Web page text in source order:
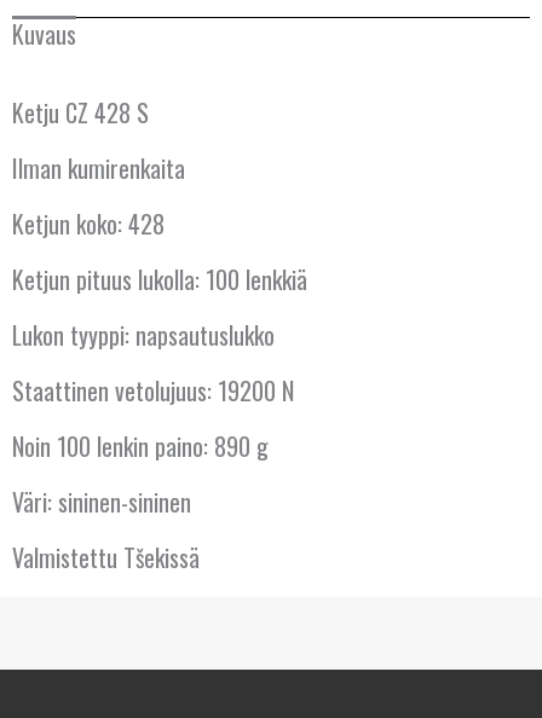
lenkkiä
määrä
Kuvaus
Ketju CZ 428 S
Ilman kumirenkaita
Ketjun koko: 428
Ketjun pituus lukolla: 100 lenkkiä
Lukon tyyppi: napsautuslukko
Staattinen vetolujuus: 19200 N
Noin 100 lenkin paino: 890 g
Väri: sininen-sininen
Valmistettu Tšekissä
ITALIA
KROATIA
KYPROS
LATVIA
LIETTUA
LUXEMBOURG
MALTA
PORTUGALI